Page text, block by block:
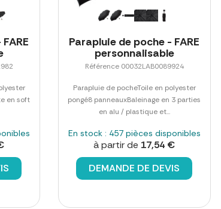
en soft
Parapluie de poche - FARE
personnalisable
Référence 00032LAB0089924
Parapluie de pocheToile en polyester
pongé8 panneauxBaleinage en 3 parties
en alu / plastique et...
En stock : 457 pièces disponibles
à partir de 17,54 €
DEMANDE DE DEVIS